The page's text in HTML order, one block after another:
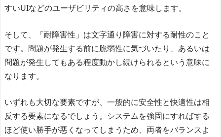
すいUIなどのユーザビリティの高さを意味します。
そして、「耐障害性」は文字通り障害に対する耐性のこと
です。問題が発生する前に脆弱性に気づいたり、あるいは
問題が発生してもある程度動かし続けられるという意味に
なります。
いずれも大切な要素ですが、一般的に安全性と快適性は相
反する要素になるでしょう。システムを強固にすればする
ほど使い勝手が悪くなってしまうため、両者をバランスよ